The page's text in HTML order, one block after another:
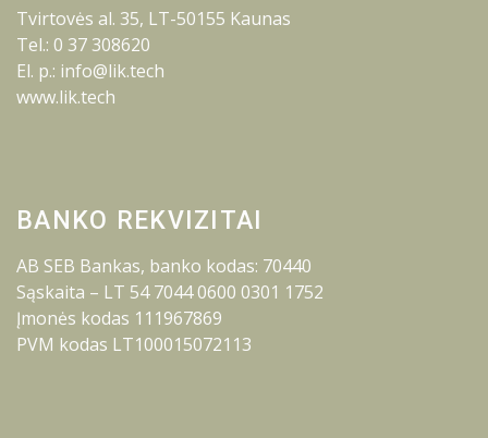
Tvirtovės al. 35, LT-50155 Kaunas
Tel.: 0 37 308620
El. p.: info@lik.tech
www.lik.tech
BANKO REKVIZITAI
AB SEB Bankas, banko kodas: 70440
Sąskaita – LT 54 7044 0600 0301 1752
Įmonės kodas 111967869
PVM kodas LT100015072113